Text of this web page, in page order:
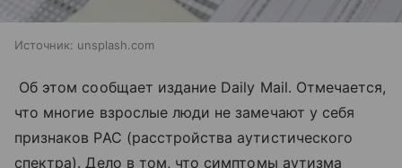
Источник: unsplash.com
Об этом сообщает издание Daily Mail. Отмечается,
что многие взрослые люди не замечают у себя
признаков РАС (расстройства аутистического
спектра). Дело в том, что симптомы аутизма